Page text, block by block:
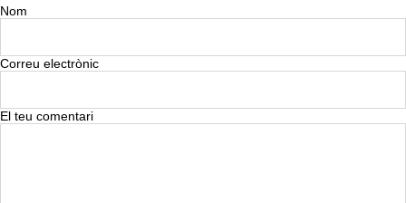
Nom
Correu electrònic
El teu comentari